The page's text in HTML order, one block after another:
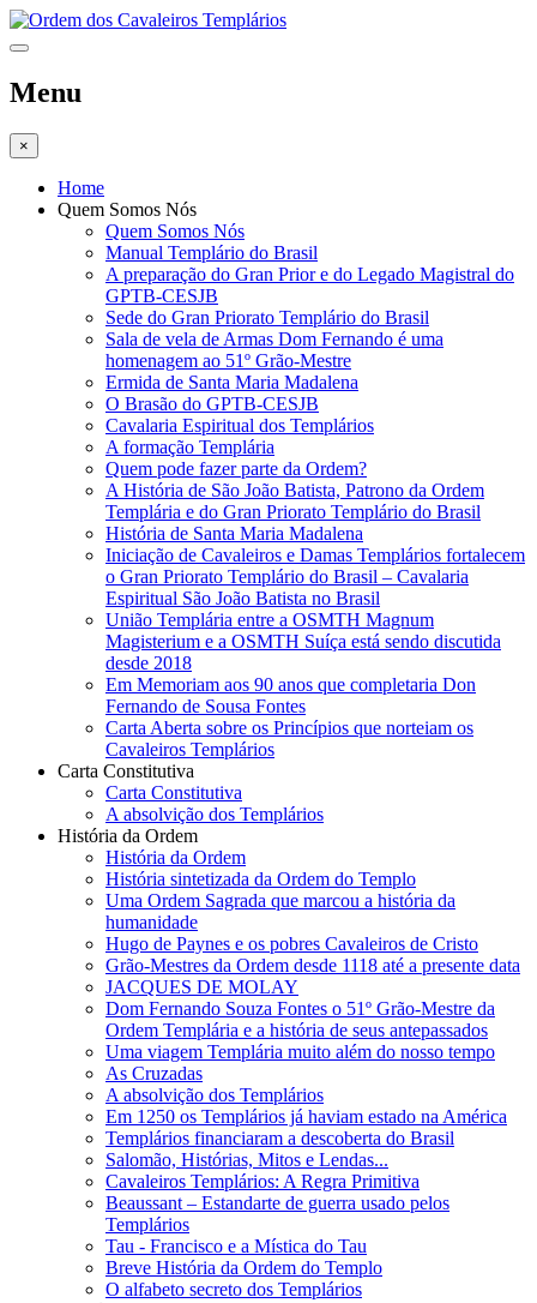
Menu
×
Home
Quem Somos Nós
Quem Somos Nós
Manual Templário do Brasil
A preparação do Gran Prior e do Legado Magistral do
GPTB-CESJB
Sede do Gran Priorato Templário do Brasil
Sala de vela de Armas Dom Fernando é uma
homenagem ao 51º Grão-Mestre
Ermida de Santa Maria Madalena
O Brasão do GPTB-CESJB
Cavalaria Espiritual dos Templários
A formação Templária
Quem pode fazer parte da Ordem?
A História de São João Batista, Patrono da Ordem
Templária e do Gran Priorato Templário do Brasil
História de Santa Maria Madalena
Iniciação de Cavaleiros e Damas Templários fortalecem
o Gran Priorato Templário do Brasil – Cavalaria
Espiritual São João Batista no Brasil
União Templária entre a OSMTH Magnum
Magisterium e a OSMTH Suíça está sendo discutida
desde 2018
Em Memoriam aos 90 anos que completaria Don
Fernando de Sousa Fontes
Carta Aberta sobre os Princípios que norteiam os
Cavaleiros Templários
Carta Constitutiva
Carta Constitutiva
A absolvição dos Templários
História da Ordem
História da Ordem
História sintetizada da Ordem do Templo
Uma Ordem Sagrada que marcou a história da
humanidade
Hugo de Paynes e os pobres Cavaleiros de Cristo
Grão-Mestres da Ordem desde 1118 até a presente data
JACQUES DE MOLAY
Dom Fernando Souza Fontes o 51º Grão-Mestre da
Ordem Templária e a história de seus antepassados
Uma viagem Templária muito além do nosso tempo
As Cruzadas
A absolvição dos Templários
Em 1250 os Templários já haviam estado na América
Templários financiaram a descoberta do Brasil
Salomão, Histórias, Mitos e Lendas...
Cavaleiros Templários: A Regra Primitiva
Beaussant – Estandarte de guerra usado pelos
Templários
Tau - Francisco e a Mística do Tau
Breve História da Ordem do Templo
O alfabeto secreto dos Templários